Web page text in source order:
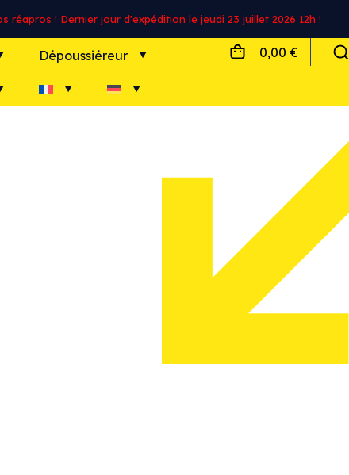
réapros ! Dernier jour d'expédition le jeudi 23 juillet 2026 12h !
Dépoussiéreur 0,00 €